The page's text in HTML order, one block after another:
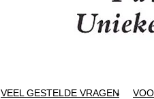
VEEL GESTELDE VRAGEN